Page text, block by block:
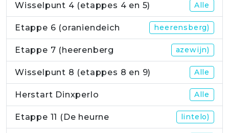
Wisselpunt 4 (etappes 4 en 5) Alle
Etappe 6 (oraniendeich heerensberg)
Etappe 7 (heerenberg azewijn)
Wisselpunt 8 (etappes 8 en 9) Alle
Herstart Dinxperlo Alle
Etappe 11 (De heurne lintelo)